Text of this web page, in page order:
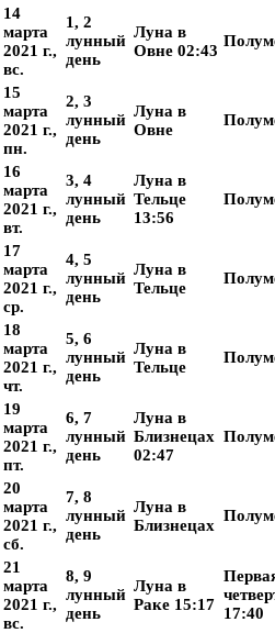
14
марта
2021 г.,
вс.
1, 2
лунный
день
Луна в
Овне 02:43
15
марта
2021 г.,
пн.
2, 3
лунный
день
Луна в
Овне
16
марта
2021 г.,
вт.
3, 4
лунный
день
Луна в
Тельце
13:56
17
марта
2021 г.,
ср.
4, 5
лунный
день
Луна в
Тельце
18
марта
2021 г.,
чт.
5, 6
лунный
день
Луна в
Тельце
19
марта
2021 г.,
пт.
6, 7
лунный
день
Луна в
Близнецах
02:47
20
марта
2021 г.,
сб.
7, 8
лунный
день
Луна в
Близнецах
21
марта
2021 г.,
вс.
8, 9
лунный
день
Луна в
Раке 15:17 17:40